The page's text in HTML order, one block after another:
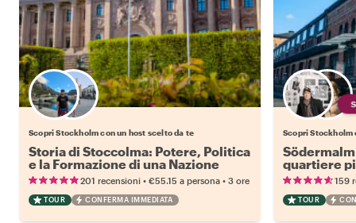
Scegli il tuo local preferito
Scopri Stockholm con un host scelto da te
Storia di Stoccolma: Potere, Politica
e la Formazione di una Nazione
201 recensioni • €55.15 a persona • 3 ore
TOUR CONFERMA IMMEDIATA
Scopri Stockholm
quartiere
159
TOUR